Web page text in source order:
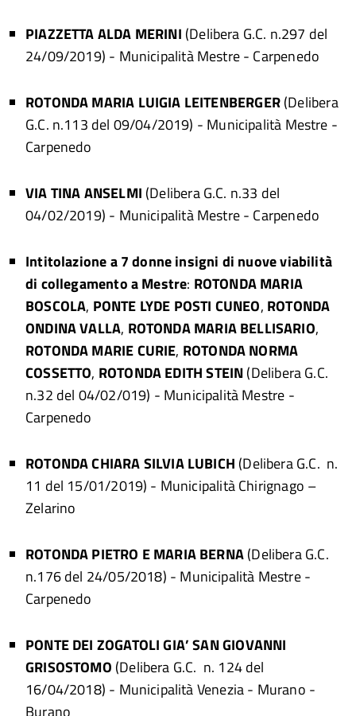
PIAZZETTA ALDA MERINI (Delibera G.C. n.297 del
24/09/2019) - Municipalità Mestre - Carpenedo
ROTONDA MARIA LUIGIA LEITENBERGER(Delibera
G.C. n.113 del 09/04/2019) - Municipalità Mestre -
Carpenedo
VIA TINA ANSELMI (Delibera G.C. n.33 del
04/02/2019) - Municipalità Mestre - Carpenedo
Intitolazione a 7 donne insigni di nuove viabilità
di collegamento a Mestre: ROTONDA MARIA
BOSCOLA, PONTE LYDE POSTI CUNEO, ROTONDA
ONDINA VALLA, ROTONDA MARIA BELLISARIO,
ROTONDA MARIE CURIE, ROTONDA NORMA
COSSETTO, ROTONDA EDITH STEIN(Delibera G.C.
n.32 del 04/02/019) - Municipalità Mestre -
Carpenedo
ROTONDA CHIARA SILVIA LUBICH (Delibera G.C. n.
11 del 15/01/2019) - Municipalità Chirignago –
Zelarino
ROTONDA PIETRO E MARIA BERNA(Delibera G.C.
n.176 del 24/05/2018) - Municipalità Mestre -
Carpenedo
PONTE DEI ZOGATOLI GIA’ SAN GIOVANNI
GRISOSTOMO (Delibera G.C. n. 124 del
16/04/2018) - Municipalità Venezia - Murano -
Burano